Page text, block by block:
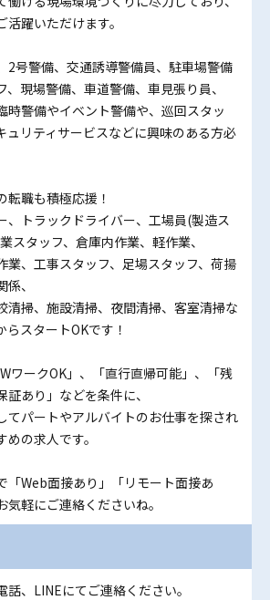
躍いただけます。
2号警備、交通誘導警備員、駐車場警備
現場警備、車道警備、車見張り員、
時警備やイベント警備や、巡回スタッ
ュリティサービスなどに興味のある方必
転職も積極応援！
、トラックドライバー、工場員(製造ス
スタッフ、倉庫内作業、軽作業、
業、工事スタッフ、足場スタッフ、荷揚
、
清掃、施設清掃、夜間清掃、客室清掃な
スタートOKです！
WワークOK」、「直行直帰可能」、「残
あり」などを条件に、
てパートやアルバイトのお仕事を探され
の求人です。
「Web面接あり」「リモート面接あ
気軽にご連絡くださいね。
話、LINEにてご連絡ください。